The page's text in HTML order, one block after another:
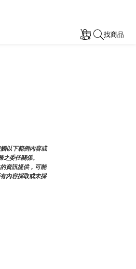
找商品
以下範例內容或
之委任關係。
資訊提供，可能
內容採取或未採